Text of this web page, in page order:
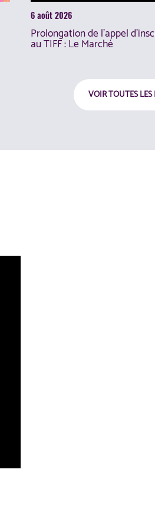
6 août 2026
Prolongation de l’appel
au TIFF : Le Marché
VOIR TOUTES